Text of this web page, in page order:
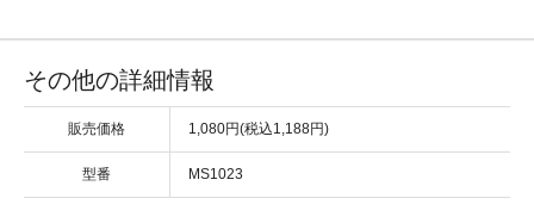
その他の詳細情報
販売価格 1,080円(税込1,188円)
型番 MS1023